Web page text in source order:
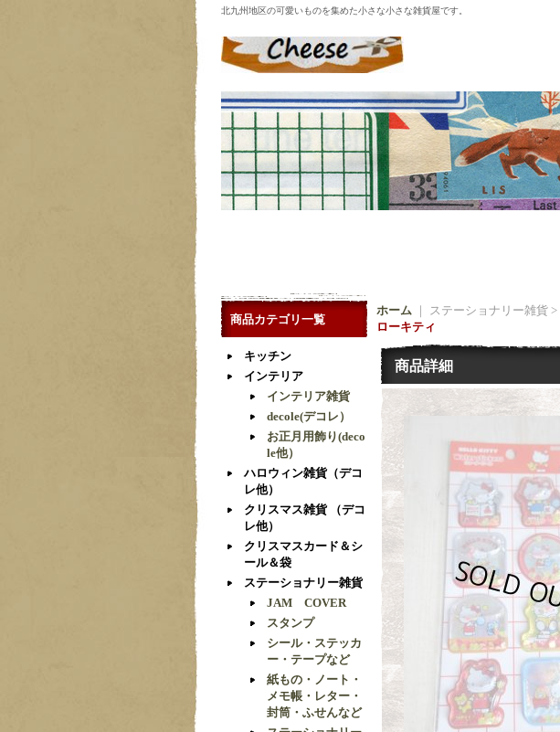
北九州地区の可愛いものを集めた小さな小さな雑貨屋です。
商品カテゴリ一覧
キッチン
インテリア
インテリア雑貨
decole(デコレ）
お正月用飾り(deco
le他）
ハロウィン雑貨（デコ
レ他）
クリスマス雑貨 （デコ
レ他）
クリスマスカード＆シ
ール＆袋
ステーショナリー雑貨
JAM COVER
スタンプ
シール・ステッカ
ー・テープなど
紙もの・ノート・
メモ帳・レター・
封筒・ふせんなど
ホーム ｜ ステーショナリー雑貨 >
ローキティ
商品詳細